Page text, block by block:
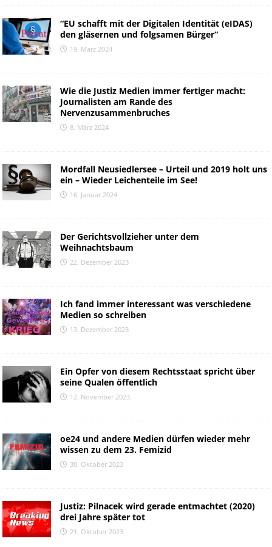
“EU schafft mit der Digitalen Identität (eIDAS)
den gläsernen und folgsamen Bürger“
19. März 2024
Wie die Justiz Medien immer fertiger macht:
Journalisten am Rande des
Nervenzusammenbruches
8. März 2024
Mordfall Neusiedlersee – Urteil und 2019 holt uns
ein – Wieder Leichenteile im See!
16. Januar 2024
Der Gerichtsvollzieher unter dem
Weihnachtsbaum
22. Dezember 2023
Ich fand immer interessant was verschiedene
Medien so schreiben
13. Dezember 2023
Ein Opfer von diesem Rechtsstaat spricht über
seine Qualen öffentlich
12. November 2023
oe24 und andere Medien dürfen wieder mehr
wissen zu dem 23. Femizid
30. Oktober 2023
Justiz: Pilnacek wird gerade entmachtet (2020)
drei Jahre später tot
21. Oktober 2023